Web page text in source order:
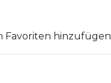
Favoriten hinzufügen